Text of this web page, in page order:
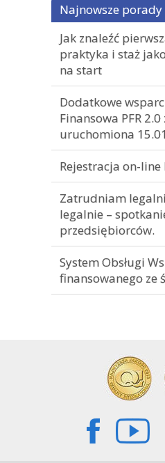
Najnowsze porady
Jak znaleźć
praktyka i staż
na start
Dodatkowe
Finansowa PFR
uruchomiona
Rejestracja on-
Zatrudniam
legalnie –
przedsiębiorców.
System Obsługi
finansowanego ze